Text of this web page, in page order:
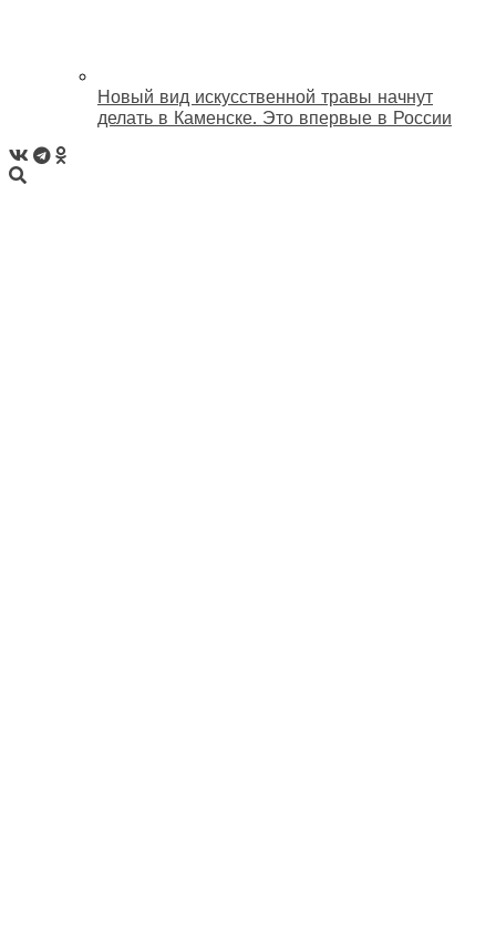
Новый вид искусственной травы начнут
делать в Каменске. Это впервые в России